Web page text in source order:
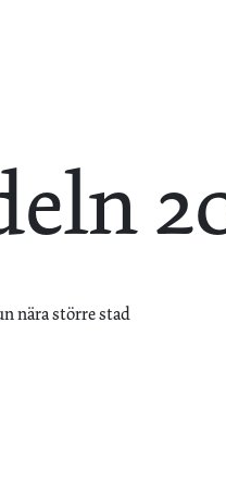
nära större stad